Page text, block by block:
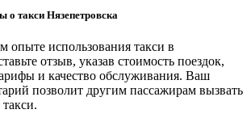
о такси Нязепетровска
опыте использования такси в
отзыв, указав стоимость поездок,
и качество обслуживания. Ваш
позволит другим пассажирам вызвать